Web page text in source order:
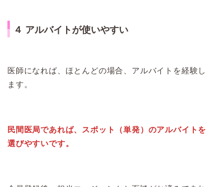
４ アルバイトが使いやすい
医師になれば、ほとんどの場合、アルバイトを経験し
ます。
民間医局であれば、スポット（単発）のアルバイトを
選びやすいです。